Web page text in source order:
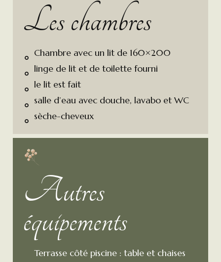
Les chambres
Chambre avec un lit de 160×200
linge de lit et de toilette fourni
le lit est fait
salle d’eau avec douche, lavabo et WC
sèche-cheveux
Autres
équipements
Terrasse côté piscine : table et chaises